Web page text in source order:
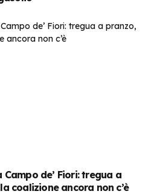
de’ Fiori: tregua a
coalizione ancora non c’è